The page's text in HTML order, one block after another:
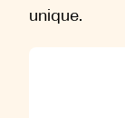
unique.